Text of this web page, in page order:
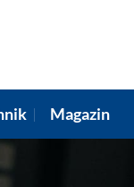
Magazin